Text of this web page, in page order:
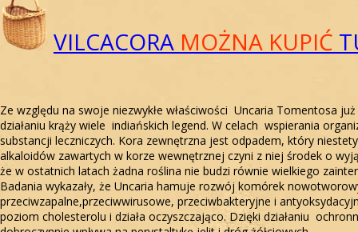
VILCACORA MOŻNA KUPIĆ
Ze względu na swoje niezwykłe właściwości Uncaria Tomentosa
działaniu krąży wiele indiańskich legend. W celach wspierania
substancji leczniczych. Kora zewnętrzna jest odpadem, który
alkaloidów zawartych w korze wewnętrznej czyni z niej środek o
że w ostatnich latach żadna roślina nie budzi równie wielkiego
Badania wykazały, że Uncaria hamuje rozwój komórek
przeciwzapalne,przeciwwirusowe, przeciwbakteryjne i
poziom cholesterolu i działa oczyszczająco. Dzięki działaniu